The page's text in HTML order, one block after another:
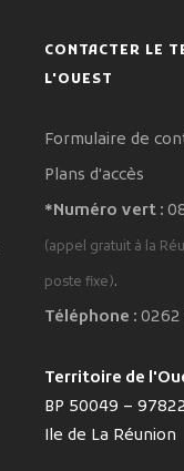
CONTACTER LE
L'OUEST
Formulaire de
Plans d'accès
*Numéro vert :
(appel gratuit à la
poste fixe).
Téléphone : 0262
Territoire de
BP 50049 –
Ile de La Réunion